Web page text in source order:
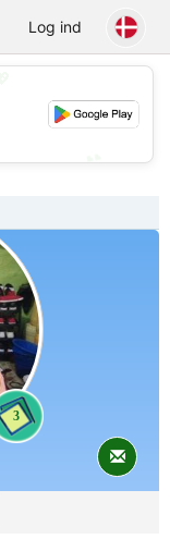
Log ind
3